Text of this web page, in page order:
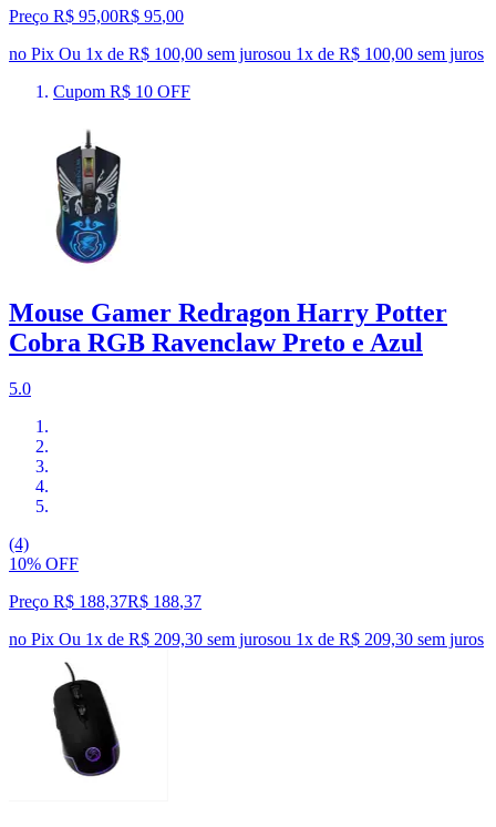
Preço R$ 95,00R$ 95,00
no Pix Ou 1x de R$ 100,00 sem jurosou 1x de R$ 100,00 sem juros
Cupom R$ 10 OFF
Mouse Gamer Redragon Harry Potter
Cobra RGB Ravenclaw Preto e Azul
5.0
(4)
10% OFF
Preço R$ 188,37R$ 188,37
no Pix Ou 1x de R$ 209,30 sem jurosou 1x de R$ 209,30 sem juros